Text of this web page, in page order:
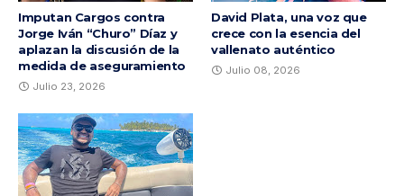
Imputan Cargos contra
Jorge Iván “Churo” Díaz y
aplazan la discusión de la
medida de aseguramiento
Julio 23, 2026
David Plata, una voz que
crece con la esencia del
vallenato auténtico
Julio 08, 2026